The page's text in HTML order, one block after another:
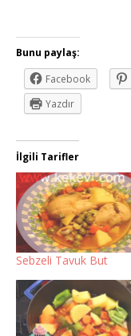
Bunu paylaş:
Facebook
Yazdır
İlgili Tarifler
Sebzeli Tavuk But